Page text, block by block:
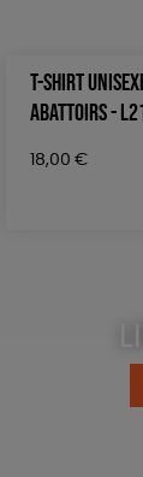
T-SHIRT
ABATTOIRS -
18,00 €